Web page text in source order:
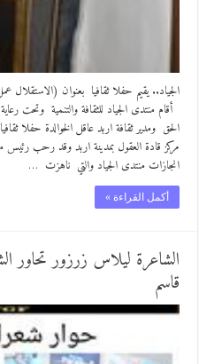
الجياد.. يقيم حفلا ثقافيا بعنوان (الاستقلال
أقام منتدى الجياد للثقافة والتنمية وتحت
الحق ومدير ثقافة اربد عاقل الخوالدة حفلا
مركز قادة العقول بمدينة اربد وقد رحب رئيس
انجازات منتدى الجياد والتي ناهزت …
أكمل القراءة »
الشاعرة ليلاس زرزور تحاور
قاسم